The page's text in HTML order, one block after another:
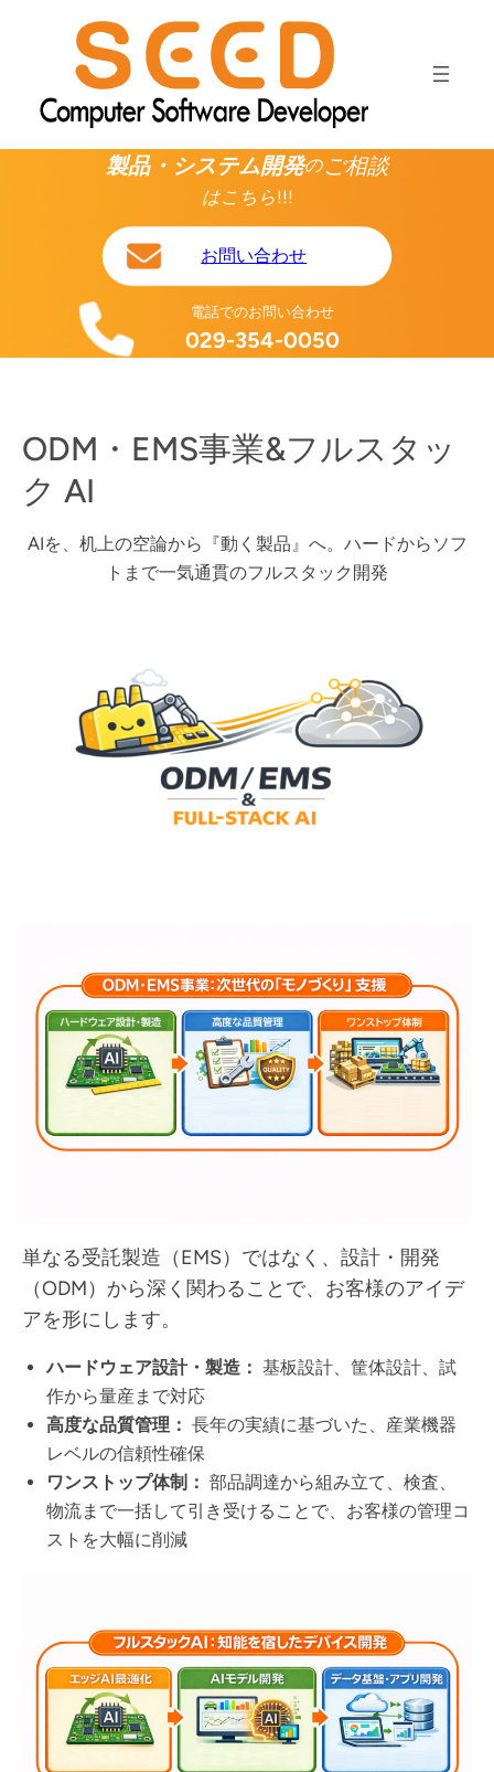
ッ
製品・システム開発のご相談
はこちら!!!
お問い合わせ
電話でのお問い合わせ
029-354-0050
ODM・EMS事業&フルスタッ
ク AI
AIを、机上の空論から『動く製品』へ。ハードからソフ
トまで一気通貫のフルスタック開発
単なる受託製造（EMS）ではなく、設計・開発
（ODM）から深く関わることで、お客様のアイデ
アを形にします。
ハードウェア設計・製造： 基板設計、筐体設計、試
作から量産まで対応
高度な品質管理： 長年の実績に基づいた、産業機器
レベルの信頼性確保
ワンストップ体制： 部品調達から組み立て、検査、
物流まで一括して引き受けることで、お客様の管理コ
ストを大幅に削減